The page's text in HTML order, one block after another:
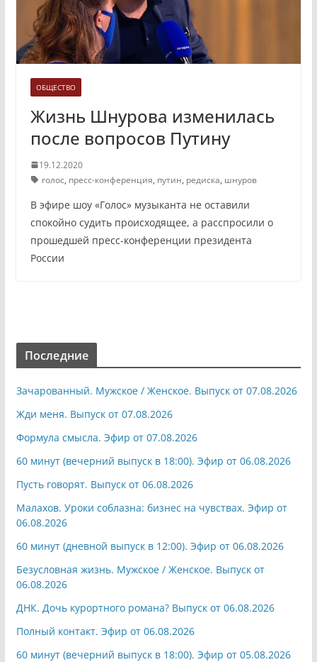
ОБЩЕСТВО
Жизнь Шнурова изменилась
после вопросов Путину
19.12.2020
голос, пресс-конференция, путин, редиска, шнуров
В эфире шоу «Голос» музыканта не оставили
спокойно судить происходящее, а расспросили о
прошедшей пресс-конференции президента
России
Последние
Зачарованный. Мужское / Женское. Выпуск от 07.08.2026
Жди меня. Выпуск от 07.08.2026
Формула смысла. Эфир от 07.08.2026
60 минут (вечерний выпуск в 18:00). Эфир от 06.08.2026
Пусть говорят. Выпуск от 06.08.2026
Малахов. Уроки соблазна: бизнес на чувствах. Эфир от
06.08.2026
60 минут (дневной выпуск в 12:00). Эфир от 06.08.2026
Безусловная жизнь. Мужское / Женское. Выпуск от
06.08.2026
ДНК. Дочь курортного романа? Выпуск от 06.08.2026
Полный контакт. Эфир от 06.08.2026
60 минут (вечерний выпуск в 18:00). Эфир от 05.08.2026